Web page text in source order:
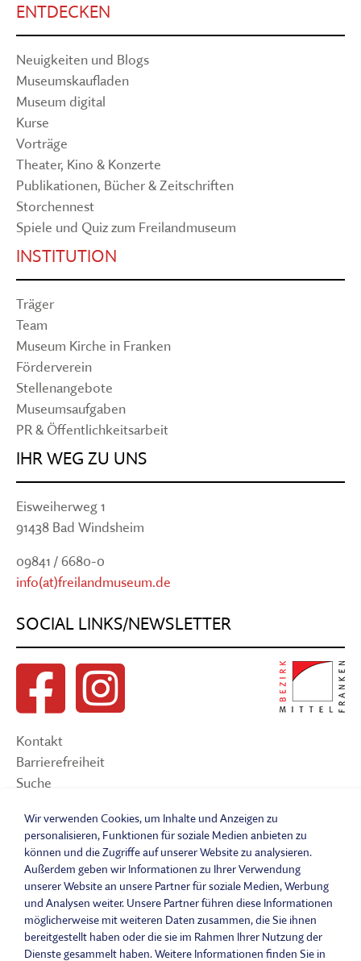
ENTDECKEN
Neuigkeiten und Blogs
Museumskaufladen
Museum digital
Kurse
Vorträge
Theater, Kino & Konzerte
Publikationen, Bücher & Zeitschriften
Storchennest
Spiele und Quiz zum Freilandmuseum
INSTITUTION
Träger
Team
Museum Kirche in Franken
Förderverein
Stellenangebote
Museumsaufgaben
PR & Öffentlichkeitsarbeit
IHR WEG ZU UNS
Eisweiherweg 1
91438 Bad Windsheim
09841 / 6680-0
info(at)freilandmuseum.de
SOCIAL LINKS/NEWSLETTER
Kontakt
Barrierefreiheit
Suche
Impressum
Datenschutzerklärung
Barrierefreiheitserklärung
Leichte Sprache
Widerrufsbelehrung
Vertrag widerrufen
AGB
Wir verwenden Cookies, um Inhalte und Anzeigen zu
personalisieren, Funktionen für soziale Medien anbieten zu
können und die Zugriffe auf unserer Website zu analysieren.
Außerdem geben wir Informationen zu Ihrer Verwendung
unserer Website an unsere Partner für soziale Medien, Werbung
und Analysen weiter. Unsere Partner führen diese Informationen
möglicherweise mit weiteren Daten zusammen, die Sie ihnen
bereitgestellt haben oder die sie im Rahmen Ihrer Nutzung der
Dienste gesammelt haben. Weitere Informationen finden Sie in